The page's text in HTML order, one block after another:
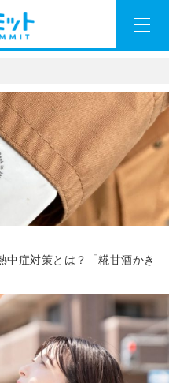
中症対策とは？「糀甘酒かき